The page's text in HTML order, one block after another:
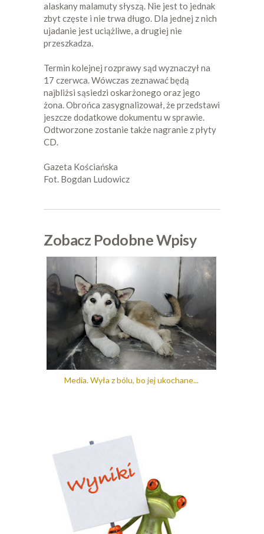
alaskany malamuty słyszą. Nie jest to jednak
zbyt częste i nie trwa długo. Dla jednej z nich
ujadanie jest uciążliwe, a drugiej nie
przeszkadza.
Termin kolejnej rozprawy sąd wyznaczył na
17 czerwca. Wówczas zeznawać będą
najbliżsi sąsiedzi oskarżonego oraz jego
żona. Obrońca zasygnalizował, że przedstawi
jeszcze dodatkowe dokumentu w sprawie.
Odtworzone zostanie także nagranie z płyty
CD.
Gazeta Kościańska
Fot. Bogdan Ludowicz
Zobacz Podobne Wpisy
Media. Wyła z bólu, bo jej ukochane...